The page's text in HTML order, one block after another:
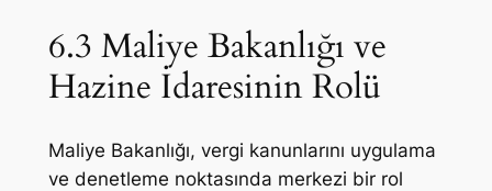
6.3 Maliye Bakanlığı ve
Hazine İdaresinin Rolü
Maliye Bakanlığı, vergi kanunlarını uygulama
ve denetleme noktasında merkezi bir rol